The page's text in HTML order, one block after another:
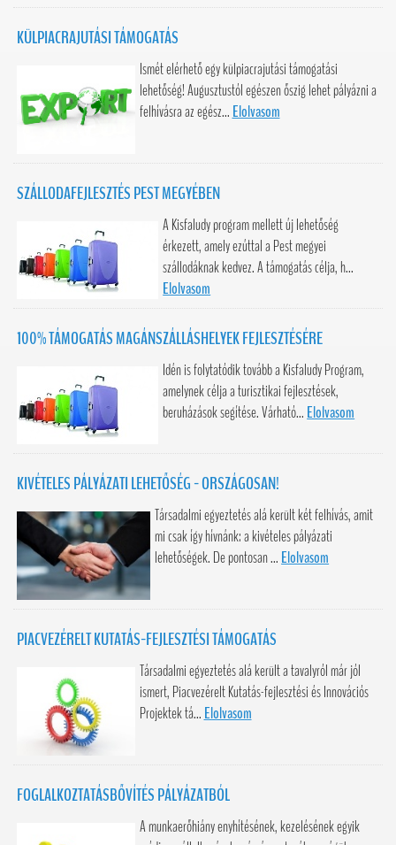
KÜLPIACRAJUTÁSI TÁMOGATÁS
Ismét elérhető egy külpiacrajutási támogatási
lehetőség! Augusztustól egészen őszig lehet pályázni a
felhívásra az egész... Elolvasom
SZÁLLODAFEJLESZTÉS PEST MEGYÉBEN
A Kisfaludy program mellett új lehetőség
érkezett, amely ezúttal a Pest megyei
szállodáknak kedvez. A támogatás célja, h...
Elolvasom
100% TÁMOGATÁS MAGÁNSZÁLLÁSHELYEK FEJLESZTÉSÉRE
Idén is folytatódik tovább a Kisfaludy Program,
amelynek célja a turisztikai fejlesztések,
beruházások segítése. Várható... Elolvasom
KIVÉTELES PÁLYÁZATI LEHETŐSÉG - ORSZÁGOSAN!
Társadalmi egyeztetés alá került két felhívás, amit
mi csak így hívnánk: a kivételes pályázati
lehetőségek. De pontosan ... Elolvasom
PIACVEZÉRELT KUTATÁS-FEJLESZTÉSI TÁMOGATÁS
Társadalmi egyeztetés alá került a tavalyról már jól
ismert, Piacvezérelt Kutatás-fejlesztési és Innovációs
Projektek tá... Elolvasom
FOGLALKOZTATÁSBŐVÍTÉS PÁLYÁZATBÓL
A munkaerőhiány enyhítésének, kezelésének egyik